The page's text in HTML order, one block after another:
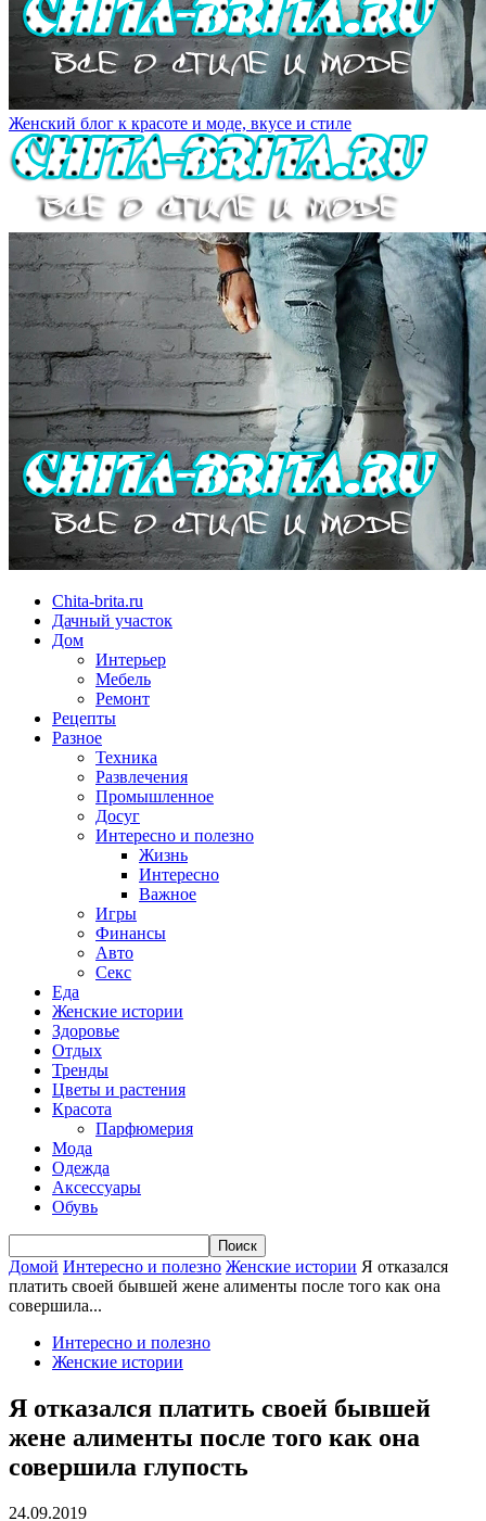
Женский блог к красоте и моде, вкусе и стиле
Chita-brita.ru
Дачный участок
Дом
Интерьер
Мебель
Ремонт
Рецепты
Разное
Техника
Развлечения
Промышленное
Досуг
Интересно и полезно
Жизнь
Интересно
Важное
Игры
Финансы
Авто
Секс
Еда
Женские истории
Здоровье
Отдых
Тренды
Цветы и растения
Красота
Парфюмерия
Мода
Одежда
Аксессуары
Обувь
Домой Интересно и полезно Женские истории Я отказался
платить своей бывшей жене алименты после того как она
совершила...
Интересно и полезно
Женские истории
Я отказался платить своей бывшей
жене алименты после того как она
совершила глупость
24.09.2019